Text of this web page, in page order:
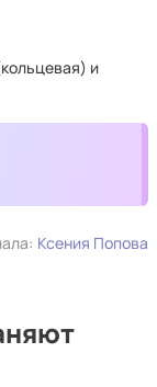
и
Ксения Попова